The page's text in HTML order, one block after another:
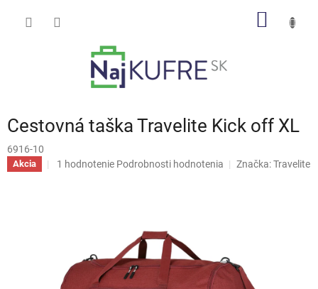
Cestovná taška Travelite Kick off XL
6916-10
Akcia
Priemerné
hviezdičiek.
1 hodnotenie Podrobnosti hodnotenia Značka:Travelite